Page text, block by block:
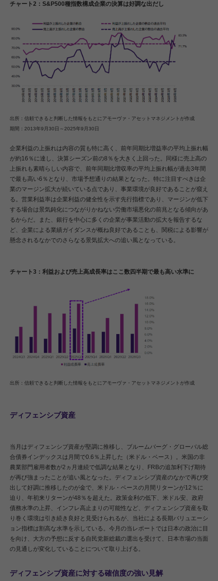
チャート2：S&P500種指数構成企業の決算は好調な出だし
出所：信頼できると判断した情報をもとにアモーヴァ・アセットマネジメントが作成
期間：2013年9月30日～2025年9月30日
企業利益の上振れは内容の質も特に高く、前年同期比増益率の平均上振れ幅
が約16％に達し、決算シーズン前の8％を大きく上回った。同様に売上高の
上振れも素晴らしい内容で、前年同期比増収率の平均上振れ幅が過去3年間
で最も高い6％となり、市場予想通りの結果となった。特に注目すべきは企
業のマージン拡大が続いている点であり、事業環境が良好であることが窺え
る。営業利益率は企業利益の健全性を示す先行指標であり、マージンが低下
する場合は景気鈍化につながりかねない労働市場悪化の前兆となる傾向があ
るからだ。また、銀行を中心に多くの企業が事業活動の拡大を報告するな
ど、企業による業績ガイダンスが概ね良好であることも、関税による影響が
懸念されるなかでのさらなる景気拡大への追い風となっている。
チャート3：利益および売上高成長率はここ数四半期で最も高い水準に
出所：信頼できると判断した情報をもとにアモーヴァ・アセットマネジメントが作成
ディフェンシブ資産
当月はディフェンシブ資産が堅調に推移し、ブルームバーグ・グローバル総
合債券インデックスは月間で0.6％上昇した（米ドル・ベース）。米国の非
農業部門雇用者数が2ヵ月連続で低調な結果となり、FRBの追加利下げ期待
が再び強まったことが追い風となった。ディフェンシブ資産のなかで再び突
出して好調に推移したのが金で、米ドル・ベースの月間リターンが12％に
迫り、年初来リターンが48％を超えた。政策金利の低下、米ドル安、政府
債務水準の上昇、インフレ高止まりの可能性など、ディフェンシブ資産を取
り巻く環境は引き続き良好と見受けられるが、当社による長期バリュエーシ
ョン指標は割高な水準を示している。今月の当レポートでは日本の政治に目
を向け、大方の予想に反する自民党新総裁の選出を受けて、日本市場の当面
の見通しが変化していることについて取り上げる。
ディフェンシブ資産に対する確信度の強い見解